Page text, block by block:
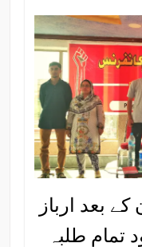
بعد ارباز
تمام طلبہ